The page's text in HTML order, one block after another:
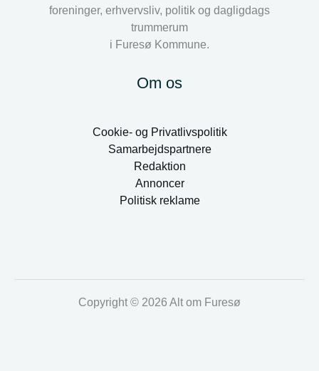
foreninger, erhvervsliv, politik og dagligdags
trummerum
i Furesø Kommune.
Om os
Cookie- og Privatlivspolitik
Samarbejdspartnere
Redaktion
Annoncer
Politisk reklame
Copyright © 2026 Alt om Furesø